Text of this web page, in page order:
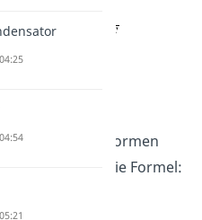
nun durch umformen
die Formel: